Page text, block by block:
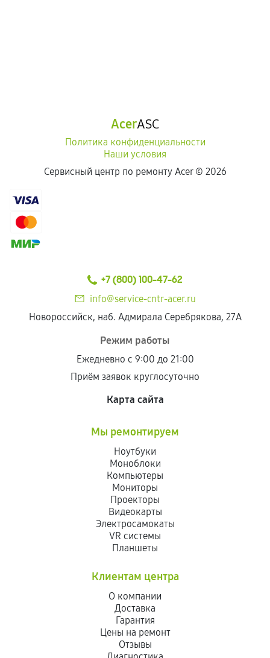
AcerASC
Политика конфиденциальности
Наши условия
Сервисный центр по ремонту Acer © 2026
+7 (800) 100-47-62
info@service-cntr-acer.ru
Новороссийск, наб. Адмирала Серебрякова, 27А
Режим работы
Ежедневно с 9:00 до 21:00
Приём заявок круглосуточно
Карта сайта
Мы ремонтируем
Ноутбуки
Моноблоки
Компьютеры
Мониторы
Проекторы
Видеокарты
Электросамокаты
VR системы
Планшеты
Клиентам центра
О компании
Доставка
Гарантия
Цены на ремонт
Отзывы